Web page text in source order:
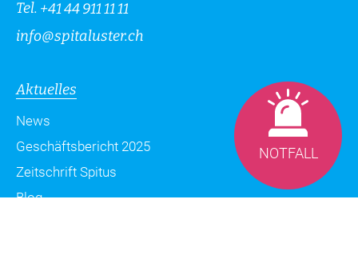
NOTFALL
Tel. +41 44 911 11 11
info@spitaluster.ch
Aktuelles
News
Geschäftsbericht 2025
Zeitschrift Spitus
Blog